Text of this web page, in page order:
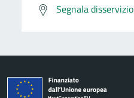
Segnala disservizio